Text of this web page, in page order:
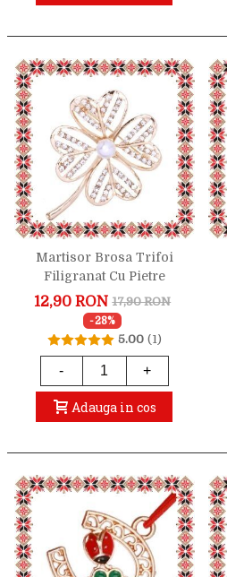
Martisor Brosa Trifoi
Filigranat Cu Pietre
12,90 RON 17,90 RON
-28%
5.00 (1)
- +
Adauga in cos